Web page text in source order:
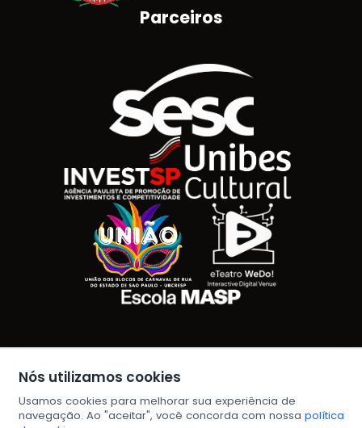
Nós utilizamos cookies
Usamos cookies para melhorar sua experiência de
navegação. Ao "aceitar", você concorda com nossa política
Brasão do Estado de São Paulo
Parceiros
Logotipo SESC
Logotipo Invest SP Unibes
União dos Blocos de Carnaval de Rua do
ETeatro WeDo! Interactive
Configurar Cookies
Política de Privacidade
Perguntas frequentes
Termos de uso